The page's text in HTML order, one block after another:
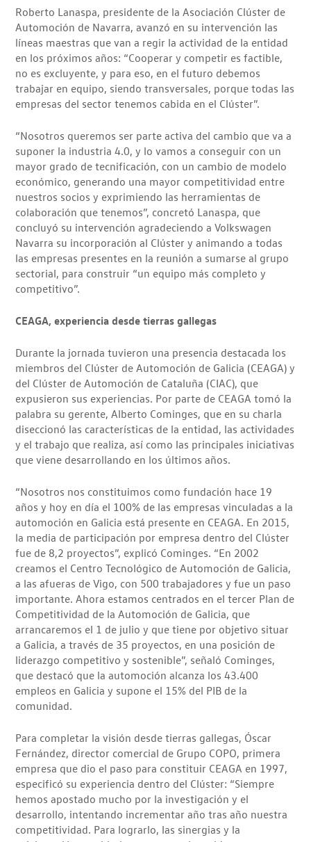
Roberto Lanaspa, presidente de la Asociación Clúster de
Automoción de Navarra, avanzó en su intervención las
líneas maestras que van a regir la actividad de la entidad
en los próximos años: “Cooperar y competir es factible,
no es excluyente, y para eso, en el futuro debemos
trabajar en equipo, siendo transversales, porque todas las
empresas del sector tenemos cabida en el Clúster”.
“Nosotros queremos ser parte activa del cambio que va a
suponer la industria 4.0, y lo vamos a conseguir con un
mayor grado de tecnificación, con un cambio de modelo
económico, generando una mayor competitividad entre
nuestros socios y exprimiendo las herramientas de
colaboración que tenemos”, concretó Lanaspa, que
concluyó su intervención agradeciendo a Volkswagen
Navarra su incorporación al Clúster y animando a todas
las empresas presentes en la reunión a sumarse al grupo
sectorial, para construir “un equipo más completo y
competitivo”.
CEAGA, experiencia desde tierras gallegas
Durante la jornada tuvieron una presencia destacada los
miembros del Clúster de Automoción de Galicia (CEAGA) y
del Clúster de Automoción de Cataluña (CIAC), que
expusieron sus experiencias. Por parte de CEAGA tomó la
palabra su gerente, Alberto Cominges, que en su charla
diseccionó las características de la entidad, las actividades
y el trabajo que realiza, así como las principales iniciativas
que viene desarrollando en los últimos años.
“Nosotros nos constituimos como fundación hace 19
años y hoy en día el 100% de las empresas vinculadas a la
automoción en Galicia está presente en CEAGA. En 2015,
la media de participación por empresa dentro del Clúster
fue de 8,2 proyectos”, explicó Cominges. “En 2002
creamos el Centro Tecnológico de Automoción de Galicia,
a las afueras de Vigo, con 500 trabajadores y fue un paso
importante. Ahora estamos centrados en el tercer Plan de
Competitividad de la Automoción de Galicia, que
arrancaremos el 1 de julio y que tiene por objetivo situar
a Galicia, a través de 35 proyectos, en una posición de
liderazgo competitivo y sostenible”, señaló Cominges,
que destacó que la automoción alcanza los 43.400
empleos en Galicia y supone el 15% del PIB de la
comunidad.
Para completar la visión desde tierras gallegas, Óscar
Fernández, director comercial de Grupo COPO, primera
empresa que dio el paso para constituir CEAGA en 1997,
especificó su experiencia dentro del Clúster: “Siempre
hemos apostado mucho por la investigación y el
desarrollo, intentando incrementar año tras año nuestra
competitividad. Para lograrlo, las sinergias y la